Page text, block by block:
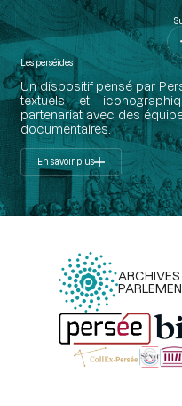
Les perséides
Un dispositif pensé par
textuels et
partenariat avec des
documentaires.
En savoir plus
ARCHIVES